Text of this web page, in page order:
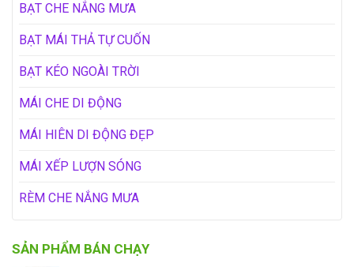
BẠT CHE NẮNG MƯA
BẠT MÁI THẢ TỰ CUỐN
BẠT KÉO NGOÀI TRỜI
MÁI CHE DI ĐỘNG
MÁI HIÊN DI ĐỘNG ĐẸP
MÁI XẾP LƯỢN SÓNG
RÈM CHE NẮNG MƯA
SẢN PHẨM BÁN CHẠY